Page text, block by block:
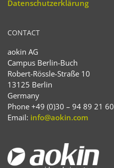
Datenschutzerklärung
CONTACT
aokin AG
Campus Berlin-Buch
Robert-Rössle-Straße 10
13125 Berlin
Germany
Phone +49 (0)30 – 94 89 21 60
Email: info@aokin.com